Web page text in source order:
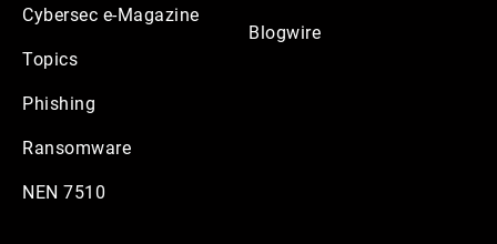
Cybersec e-Magazine
Topics
Phishing
Ransomware
NEN 7510
Blogwire